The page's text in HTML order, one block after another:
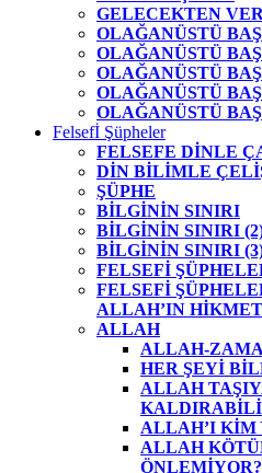
GELECEKTEN
OLAĞANÜSTÜ
OLAĞANÜSTÜ
OLAĞANÜSTÜ
OLAĞANÜSTÜ
OLAĞANÜSTÜ
Felsefİ Şüpheler
FELSEFE DİNLE
DİN BİLİMLE
ŞÜPHE
BİLGİNİN SINIRI
BİLGİNİN SINIRI
BİLGİNİN SINIRI
FELSEFİ
FELSEFİ
ALLAH’IN
ALLAH
ALLAH-
HER ŞEYİ
ALLAH
ALLAH’I KİM
ALLAH